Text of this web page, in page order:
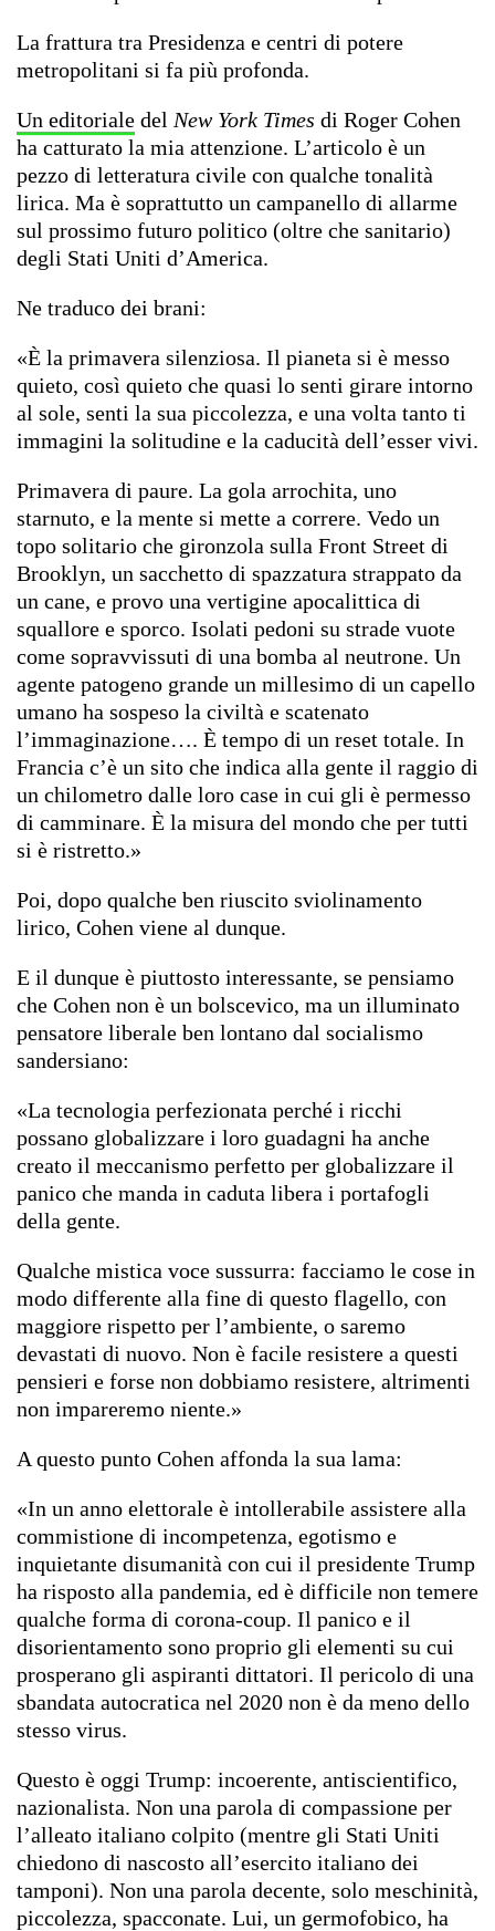
La frattura tra Presidenza e centri di potere
metropolitani si fa più profonda.
Un editoriale del New York Times di Roger Cohen
ha catturato la mia attenzione. L’articolo è un
pezzo di letteratura civile con qualche tonalità
lirica. Ma è soprattutto un campanello di allarme
sul prossimo futuro politico (oltre che sanitario)
degli Stati Uniti d’America.
Ne traduco dei brani:
«È la primavera silenziosa. Il pianeta si è messo
quieto, così quieto che quasi lo senti girare intorno
al sole, senti la sua piccolezza, e una volta tanto ti
immagini la solitudine e la caducità dell’esser vivi.
Primavera di paure. La gola arrochita, uno
starnuto, e la mente si mette a correre. Vedo un
topo solitario che gironzola sulla Front Street di
Brooklyn, un sacchetto di spazzatura strappato da
un cane, e provo una vertigine apocalittica di
squallore e sporco. Isolati pedoni su strade vuote
come sopravvissuti di una bomba al neutrone. Un
agente patogeno grande un millesimo di un capello
umano ha sospeso la civiltà e scatenato
l’immaginazione…. È tempo di un reset totale. In
Francia c’è un sito che indica alla gente il raggio di
un chilometro dalle loro case in cui gli è permesso
di camminare. È la misura del mondo che per tutti
si è ristretto.»
Poi, dopo qualche ben riuscito sviolinamento
lirico, Cohen viene al dunque.
E il dunque è piuttosto interessante, se pensiamo
che Cohen non è un bolscevico, ma un illuminato
pensatore liberale ben lontano dal socialismo
sandersiano:
«La tecnologia perfezionata perché i ricchi
possano globalizzare i loro guadagni ha anche
creato il meccanismo perfetto per globalizzare il
panico che manda in caduta libera i portafogli
della gente.
Qualche mistica voce sussurra: facciamo le cose in
modo differente alla fine di questo flagello, con
maggiore rispetto per l’ambiente, o saremo
devastati di nuovo. Non è facile resistere a questi
pensieri e forse non dobbiamo resistere, altrimenti
non impareremo niente.»
A questo punto Cohen affonda la sua lama:
«In un anno elettorale è intollerabile assistere alla
commistione di incompetenza, egotismo e
inquietante disumanità con cui il presidente Trump
ha risposto alla pandemia, ed è difficile non temere
qualche forma di corona-coup. Il panico e il
disorientamento sono proprio gli elementi su cui
prosperano gli aspiranti dittatori. Il pericolo di una
sbandata autocratica nel 2020 non è da meno dello
stesso virus.
Questo è oggi Trump: incoerente, antiscientifico,
nazionalista. Non una parola di compassione per
l’alleato italiano colpito (mentre gli Stati Uniti
chiedono di nascosto all’esercito italiano dei
tamponi). Non una parola decente, solo meschinità,
piccolezza, spacconate. Lui, un germofobico, ha